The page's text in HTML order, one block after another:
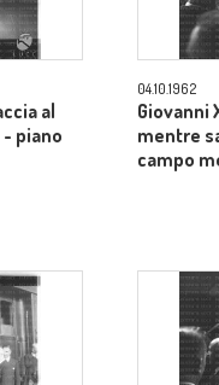
al
piano
04.10.1962
Giovanni
mentre
campo